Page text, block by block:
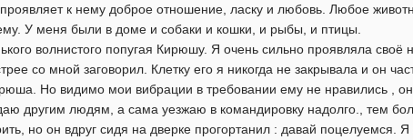
к нему доброе отношение, ласку и любовь. Любое
У меня были в доме и собаки и кошки, и рыбы, и птицы.
волнистого попугая Кирюшу. Я очень сильно проявляла своё
со мной заговорил. Клетку его я никогда не закрывала и он
Но видимо мои вибрации в требовании ему не нравились ,
другим людям, а сама уезжаю в командировку надолго., тем
но он вдруг сидя на дверке прогортанил : давай поцелуемся. Я